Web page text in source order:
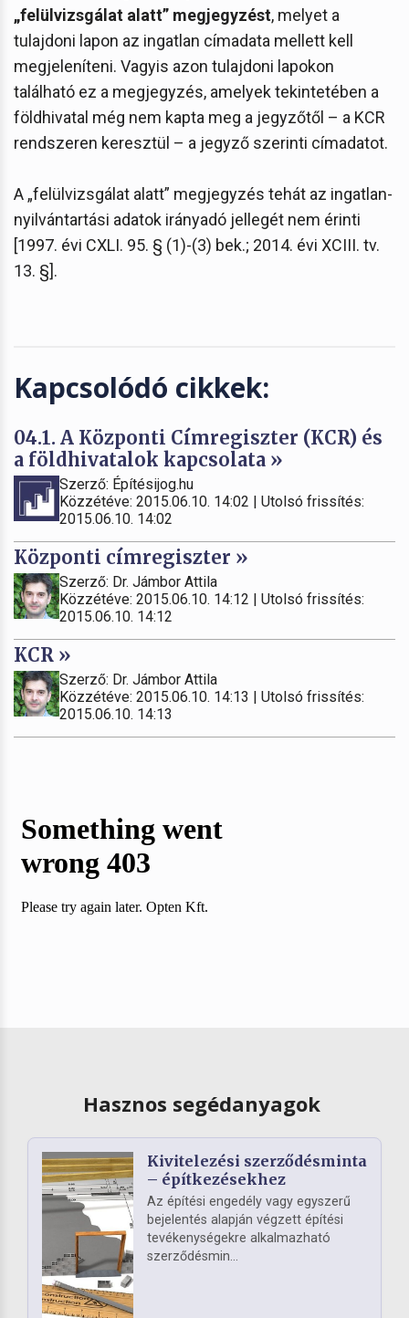
„felülvizsgálat alatt” megjegyzést, melyet a
tulajdoni lapon az ingatlan címadata mellett kell
megjeleníteni. Vagyis azon tulajdoni lapokon
található ez a megjegyzés, amelyek tekintetében a
földhivatal még nem kapta meg a jegyzőtől – a KCR
rendszeren keresztül – a jegyző szerinti címadatot.
A „felülvizsgálat alatt” megjegyzés tehát az ingatlan-
nyilvántartási adatok irányadó jellegét nem érinti
[1997. évi CXLI. 95. § (1)-(3) bek.; 2014. évi XCIII. tv.
13. §].
Kapcsolódó cikkek:
04.1. A Központi Címregiszter (KCR) és
a földhivatalok kapcsolata »
Szerző: Építésijog.hu
Közzétéve: 2015.06.10. 14:02 | Utolsó frissítés:
2015.06.10. 14:02
Központi címregiszter »
Szerző: Dr. Jámbor Attila
Közzétéve: 2015.06.10. 14:12 | Utolsó frissítés:
2015.06.10. 14:12
KCR »
Szerző: Dr. Jámbor Attila
Közzétéve: 2015.06.10. 14:13 | Utolsó frissítés:
2015.06.10. 14:13
Hasznos segédanyagok
Kivitelezési szerződésminta
– építkezésekhez
Az építési engedély vagy egyszerű
bejelentés alapján végzett építési
tevékenységekre alkalmazható
szerződésmin...